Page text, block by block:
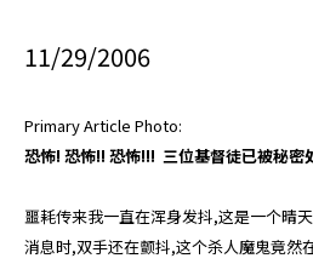
11/29/2006
Primary Article Photo:
恐怖! 恐怖!! 恐怖!!! 三位基督徒已被秘密
噩耗传来我一直在浑身发抖,这是一个晴
消息时,双手还在颤抖,这个杀人魔鬼竟然